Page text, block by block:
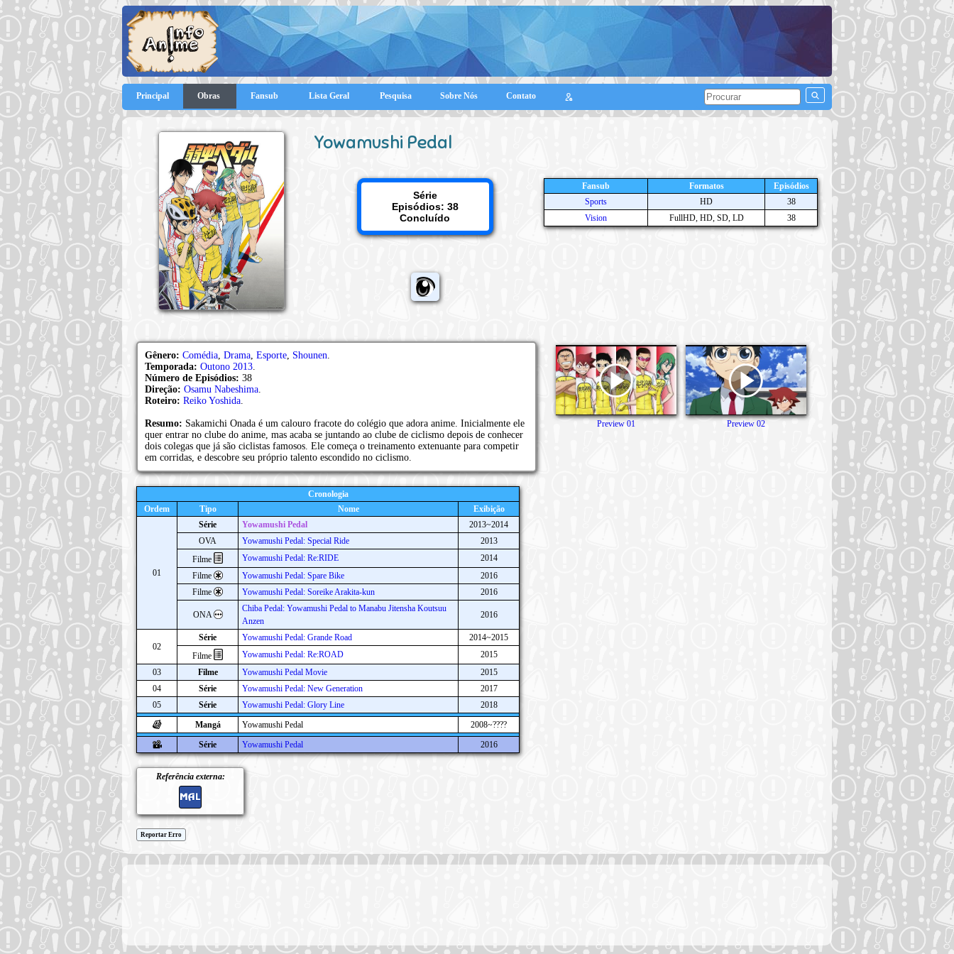
Principal Obras Fansub Lista Geral Pesquisa Sobre Nós Contato
Yowamushi Pedal
Série
Episódios: 38
Concluído
Fansub Formatos
Episódios
Sports
HD
38
Vision
FullHD, HD, SD, LD 38
Gênero: Comédia, Drama, Esporte, Shounen.
Temporada: Outono 2013.
Número de Episódios: 38
Direção: Osamu Nabeshima.
Roteiro: Reiko Yoshida.
Resumo: Sakamichi Onada é um calouro fracote do colégio que adora anime. Inicialmente ele
quer entrar no clube do anime, mas acaba se juntando ao clube de ciclismo depois de conhecer
dois colegas que já são ciclistas famosos. Ele começa o treinamento extenuante para competir
em corridas, e descobre seu próprio talento escondido no ciclismo.
Cronologia
Ordem
Tipo Nome Exibição
01
Série Yowamushi Pedal
2013~2014
OVA
Yowamushi Pedal: Special Ride
2013
Filme
Yowamushi Pedal: Re:RIDE
2014
Filme
Yowamushi Pedal: Spare Bike
2016
Filme
Yowamushi Pedal: Soreike Arakita-kun 2016
ONA
Chiba Pedal: Yowamushi Pedal to Manabu Jitensha Koutsuu
Anzen
2016
02
Série Yowamushi Pedal: Grande Road
2014~2015
Filme
Yowamushi Pedal: Re:ROAD
2015
03
Filme Yowamushi Pedal Movie
2015
04
Série Yowamushi Pedal: New Generation
2017
05
Série Yowamushi Pedal: Glory Line
2018
Mangá
Yowamushi Pedal
2008~????
Série
Yowamushi Pedal 2016
Referência externa:
Preview 01 Preview 02
Reportar Erro